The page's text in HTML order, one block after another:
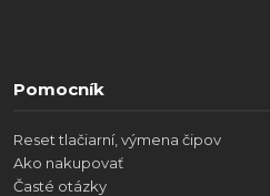
Pomocník
Reset tlačiarní, výmena čipov
Ako nakupovať
Časté otázky